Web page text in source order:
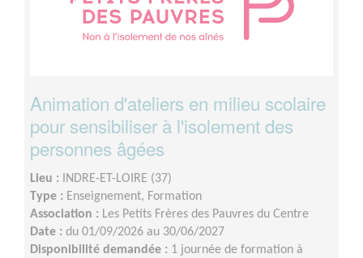
Animation d'ateliers en milieu scolaire
pour sensibiliser à l'isolement des
personnes âgées
Lieu : INDRE-ET-LOIRE (37)
Type : Enseignement, Formation
Association : Les Petits Frères des Pauvres du Centre
Date : du 01/09/2026 au 30/06/2027
Disponibilité demandée : 1 journée de formation à